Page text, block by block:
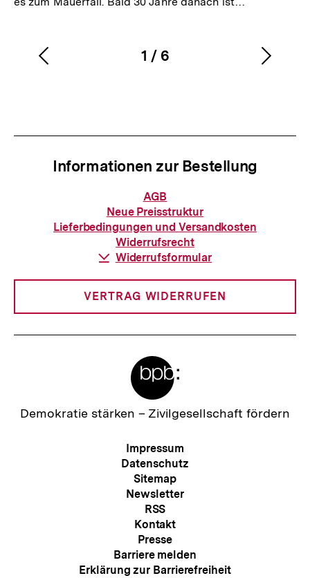
Karussellinhalt
1
von
/ 6
Vorherigen
Informationen zur Bestellung
Informationen
zur
Bestellung
AGB
Neue Preisstruktur
Lieferbedingungen und Versandkosten
Widerrufsrecht
Download-
Widerrufsformular
VERTRAG WIDERRUFEN
Zur
Demokratie stärken – Zivilgesellschaft fördern
Meta-
Navigation
Impressum
Datenschutz
Sitemap
Newsletter
RSS
Kontakt
Presse
Barriere melden
Erklärung zur Barrierefreiheit